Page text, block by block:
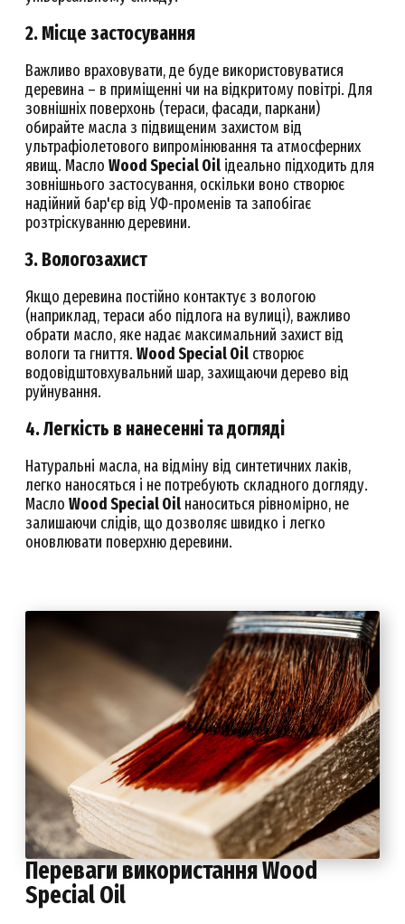
2. Місце застосування
Важливо враховувати, де буде використовуватися
деревина – в приміщенні чи на відкритому повітрі. Для
зовнішніх поверхонь (тераси, фасади, паркани)
обирайте масла з підвищеним захистом від
ультрафіолетового випромінювання та атмосферних
явищ. Масло Wood Special Oil ідеально підходить для
зовнішнього застосування, оскільки воно створює
надійний бар'єр від УФ-променів та запобігає
розтріскуванню деревини.
3. Вологозахист
Якщо деревина постійно контактує з вологою
(наприклад, тераси або підлога на вулиці), важливо
обрати масло, яке надає максимальний захист від
вологи та гниття. Wood Special Oil створює
водовідштовхувальний шар, захищаючи дерево від
руйнування.
4. Легкість в нанесенні та догляді
Натуральні масла, на відміну від синтетичних лаків,
легко наносяться і не потребують складного догляду.
Масло Wood Special Oil наноситься рівномірно, не
залишаючи слідів, що дозволяє швидко і легко
оновлювати поверхню деревини.
Переваги використання Wood
Special Oil